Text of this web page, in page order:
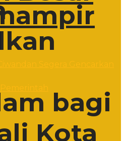
bagi
Kota